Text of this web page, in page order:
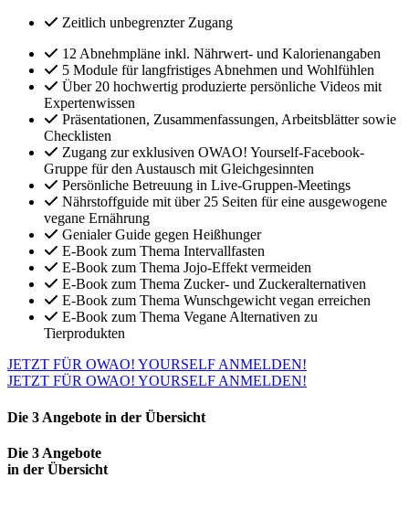
Zeitlich unbegrenzter Zugang
12 Abnehmpläne inkl. Nährwert- und Kalorienangaben
5 Module für langfristiges Abnehmen und Wohlfühlen
Über 20 hochwertig produzierte persönliche Videos mit
Expertenwissen
Präsentationen, Zusammenfassungen, Arbeitsblätter sowie
Checklisten
Zugang zur exklusiven OWAO! Yourself-Facebook-
Gruppe für den Austausch mit Gleichgesinnten
Persönliche Betreuung in Live-Gruppen-Meetings
Nährstoffguide mit über 25 Seiten für eine ausgewogene
vegane Ernährung
Genialer Guide gegen Heißhunger
E-Book zum Thema Intervallfasten
E-Book zum Thema Jojo-Effekt vermeiden
E-Book zum Thema Zucker- und Zuckeralternativen
E-Book zum Thema Wunschgewicht vegan erreichen
E-Book zum Thema Vegane Alternativen zu
Tierprodukten
JETZT FÜR OWAO! YOURSELF ANMELDEN!
JETZT FÜR OWAO! YOURSELF ANMELDEN!
Die 3 Angebote in der Übersicht
Die 3 Angebote
in der Übersicht